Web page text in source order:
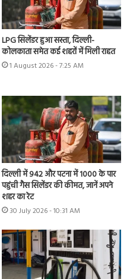
LPG सिलेंडर हुआ सस्ता, दिल्ली-
कोलकाता समेत कई शहरों में मिली राहत
1 August 2026 - 7:25 AM
दिल्ली में 942 और पटना में 1000 के पार
पहुंची गैस सिलेंडर की कीमत, जानें अपने
शहर का रेट
30 July 2026 - 10:31 AM